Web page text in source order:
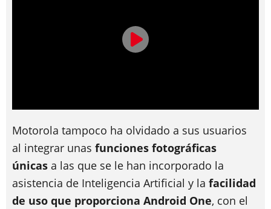
Motorola tampoco ha olvidado a sus usuarios
al integrar unas funciones fotográficas
únicas a las que se le han incorporado la
asistencia de Inteligencia Artificial y la facilidad
de uso que proporciona Android One, con el